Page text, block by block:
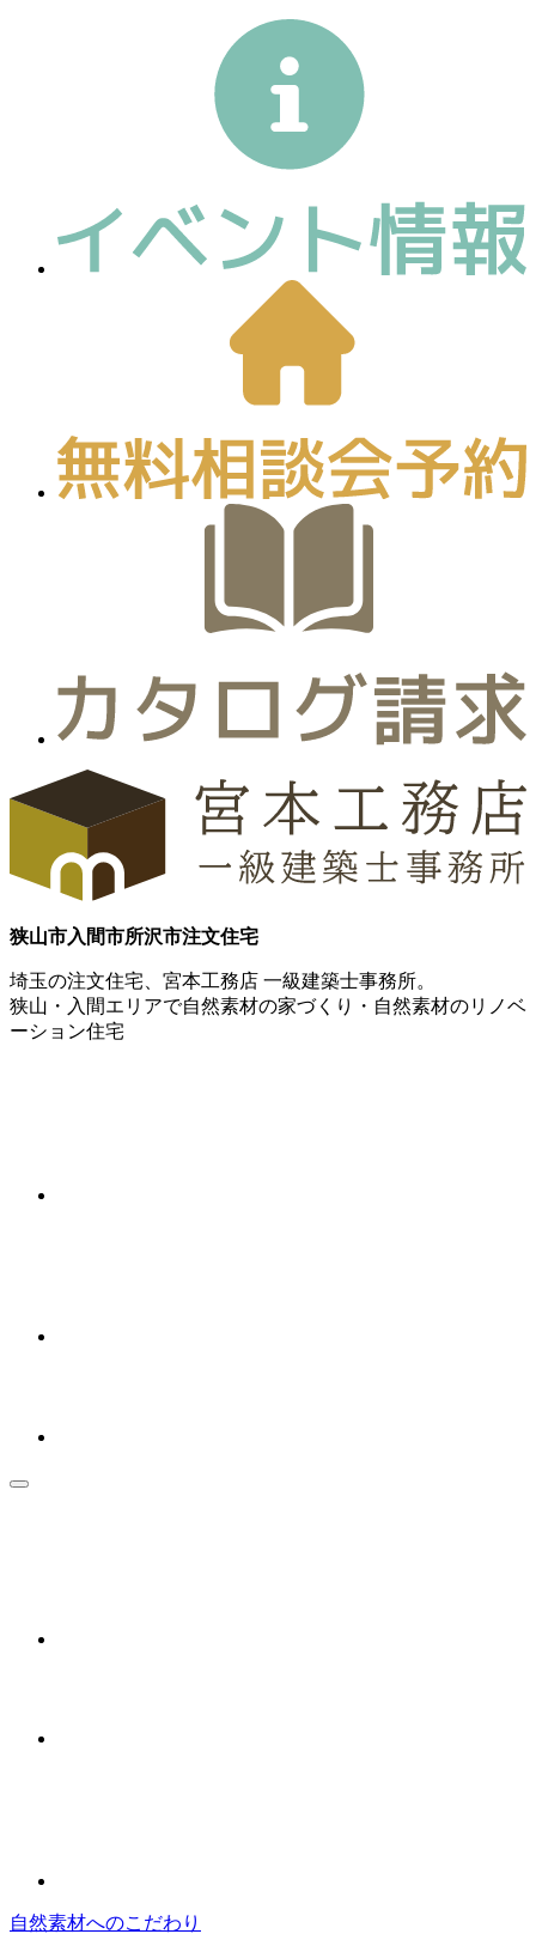
狭山市入間市所沢市注文住宅
埼玉の注文住宅、宮本工務店 一級建築士事務所。
狭山・入間エリアで自然素材の家づくり・自然素材のリノベ
ーション住宅
自然素材へのこだわり